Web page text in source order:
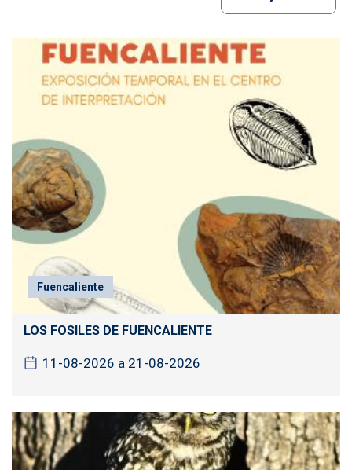
Fuencaliente
LOS FOSILES DE FUENCALIENTE
11-08-2026 a 21-08-2026